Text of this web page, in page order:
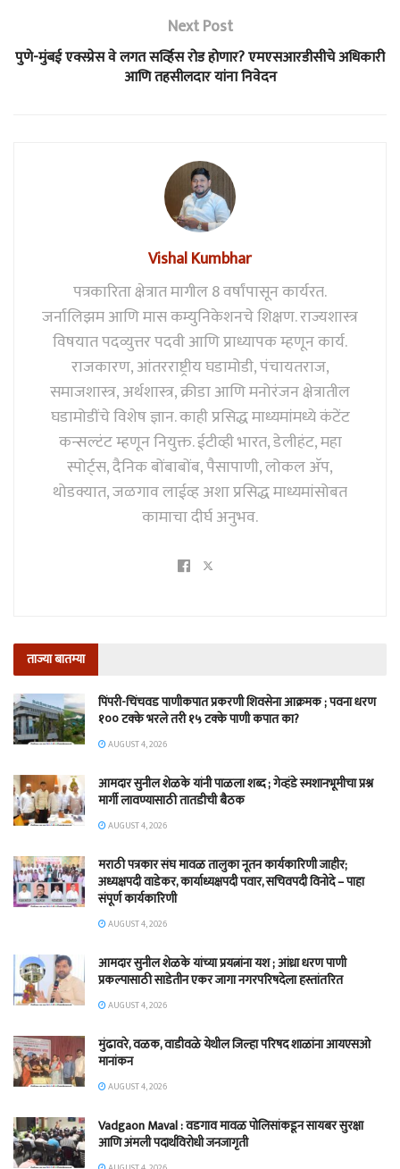
Next Post
पुणे-मुंबई एक्स्प्रेस वे लगत सर्व्हिस रोड होणार? एमएसआरडीसीचे अधिकारी
आणि तहसीलदार यांना निवेदन
Vishal Kumbhar
पत्रकारिता क्षेत्रात मागील 8 वर्षांपासून कार्यरत.
जर्नालिझम आणि मास कम्युनिकेशनचे शिक्षण. राज्यशास्त्र
विषयात पदव्युत्तर पदवी आणि प्राध्यापक म्हणून कार्य.
राजकारण, आंतरराष्ट्रीय घडामोडी, पंचायतराज,
समाजशास्त्र, अर्थशास्त्र, क्रीडा आणि मनोरंजन क्षेत्रातील
घडामोडींचे विशेष ज्ञान. काही प्रसिद्ध माध्यमांमध्ये कंटेंट
कन्सल्टंट म्हणून नियुक्त. ईटीव्ही भारत, डेलीहंट, महा
स्पोर्ट्स, दैनिक बोंबाबोंब, पैसापाणी, लोकल अ‍ॅप,
थोडक्यात, जळगाव लाईव्ह अशा प्रसिद्ध माध्यमांसोबत
कामाचा दीर्घ अनुभव.
ताज्या बातम्या
पिंपरी-चिंचवड पाणीकपात प्रकरणी शिवसेना आक्रमक ; पवना धरण
१०० टक्के भरले तरी १५ टक्के पाणी कपात का?
AUGUST 4, 2026
आमदार सुनील शेळके यांनी पाळला शब्द ; गेव्हंडे स्मशानभूमीचा प्रश्न
मार्गी लावण्यासाठी तातडीची बैठक
AUGUST 4, 2026
मराठी पत्रकार संघ मावळ तालुका नूतन कार्यकारिणी जाहीर;
अध्यक्षपदी वाडेकर, कार्याध्यक्षपदी पवार, सचिवपदी विनोदे – पाहा
संपूर्ण कार्यकारिणी
AUGUST 4, 2026
आमदार सुनील शेळके यांच्या प्रयत्नांना यश ; आंध्रा धरण पाणी
प्रकल्पासाठी साडेतीन एकर जागा नगरपरिषदेला हस्तांतरित
AUGUST 4, 2026
मुंढावरे, वळक, वाडीवळे येथील जिल्हा परिषद शाळांना आयएसओ
मानांकन
AUGUST 4, 2026
Vadgaon Maval : वडगाव मावळ पोलिसांकडून सायबर सुरक्षा
आणि अंमली पदार्थविरोधी जनजागृती